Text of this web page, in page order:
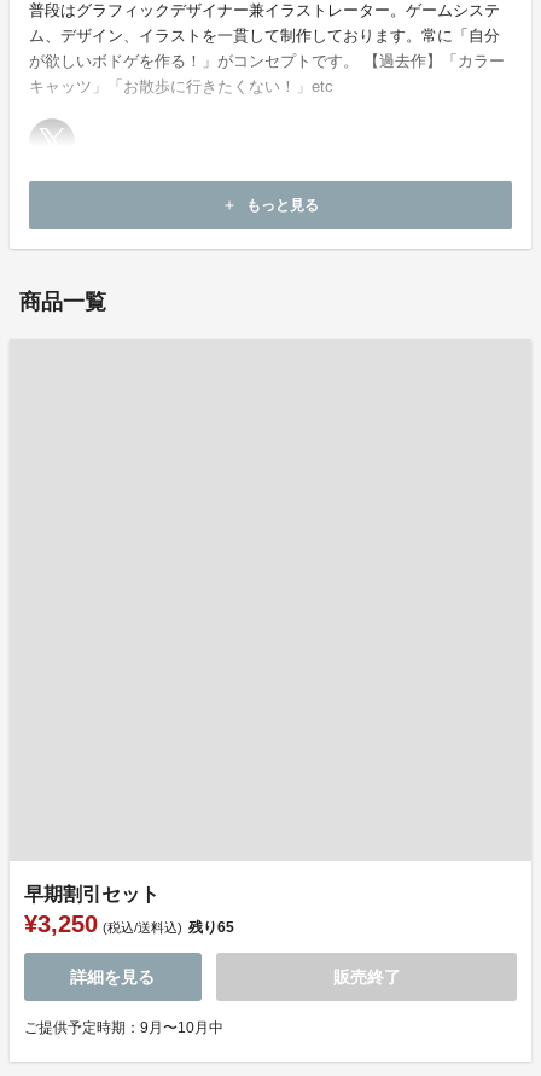
普段はグラフィックデザイナー兼イラストレーター。ゲームシステ
ム、デザイン、イラストを一貫して制作しております。常に「自分
が欲しいボドゲを作る！」がコンセプトです。 【過去作】「カラー
キャッツ」「お散歩に行きたくない！」etc
add もっと見る
商品一覧
早期割引セット
¥3,250 (税込/送料込) 残り65
詳細を見る 販売終了
ご提供予定時期：9月〜10月中